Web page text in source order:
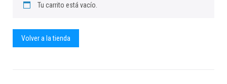
Tu carrito está vacío.
Volver a la tienda